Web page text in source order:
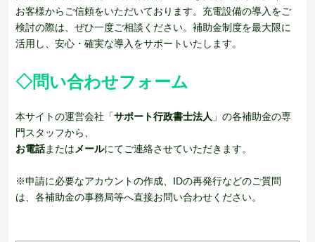
お客様からご信頼をいただいております。充電設備の導入をご
検討の際は、ぜひ一度ご相談ください。補助金制度を最大限に
活用し、安心・確実な導入をサポートいたします。
◇問い合わせフォーム
本サイトの運営会社「サポート行政書士法人 」の各補助金の専
門スタッフから、
お電話またはメールにてご連絡させていただきます。
※申請に必要なアカウントの作成、IDの再発行などのご質問
は、各補助金の事務局等へ直接お問い合わせください。